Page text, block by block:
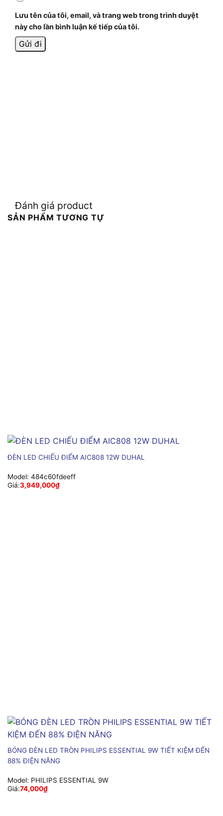
Lưu tên của tôi, email, và trang web trong trình duyệt
này cho lần bình luận kế tiếp của tôi.
Đánh giá product
SẢN PHẨM TƯƠNG TỰ
ĐÈN LED CHIẾU ĐIỂM AIC808 12W DUHAL
Model: 484c60fdeeff
Giá:3,949,000₫
BÓNG ĐÈN LED TRÒN PHILIPS ESSENTIAL 9W TIẾT KIỆM ĐẾN
88% ĐIỆN NĂNG
Model: PHILIPS ESSENTIAL 9W
Giá:74,000₫